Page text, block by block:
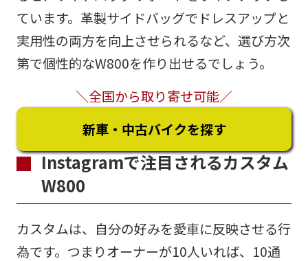
ています。革製サイドバッグでドレスアップと
実用性の両方を向上させられるなど、選び方次
第で個性的なW800を作り出せるでしょう。
＼全国から取り寄せ可能／
新車・中古バイクを探す
Instagramで注目されるカスタム
W800
カスタムは、自分の好みを愛車に反映させる行
為です。つまりオーナーが10人いれば、10通